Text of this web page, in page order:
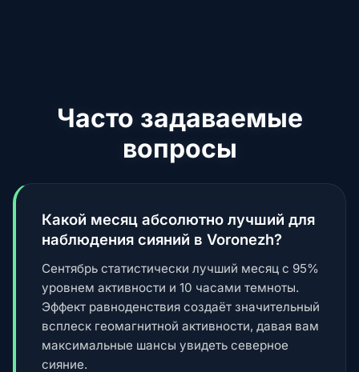
Часто задаваемые
вопросы
Какой месяц абсолютно лучший для
наблюдения сияний в Voronezh?
Сентябрь статистически лучший месяц с 95%
уровнем активности и 10 часами темноты.
Эффект равноденствия создаёт значительный
всплеск геомагнитной активности, давая вам
максимальные шансы увидеть северное
сияние.